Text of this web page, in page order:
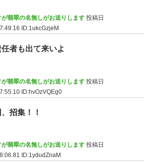
翡翠の名無しがお送りします 投稿日
ID:1ukcGzjeM
者も出て来いよ
翡翠の名無しがお送りします 投稿日
ID:hvOzVQEg0
招集！！
翡翠の名無しがお送りします 投稿日
ID:1ydudZnaM